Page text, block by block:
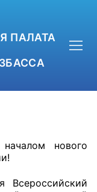
ПАЛАТА
нового
Всероссийский